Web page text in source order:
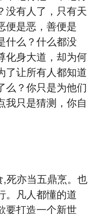
没有人了，只有天
便是恶，善便是
什么？什么都没
化身大道，却为何
了让所有人都知道
么？你只是为他们
我只是猜测，你自
亦当五鼎烹。也
。凡人都懂的道
要打造一个新世